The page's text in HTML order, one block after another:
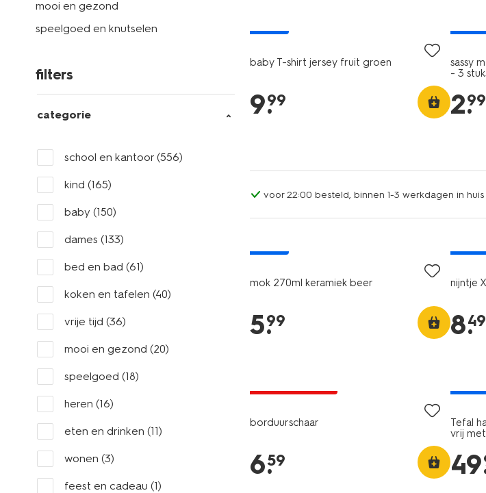
mooi en gezond
speelgoed en knutselen
filters
categorie
school en kantoor (556)
kind (165)
baby (150)
dames (133)
bed en bad (61)
koken en tafelen (40)
vrije tijd (36)
mooi en gezond (20)
speelgoed (18)
heren (16)
eten en drinken (11)
wonen (3)
feest en cadeau (1)
baby T-shirt jersey fruit groen
9.
99
sassy
- 3
2.
99
voor 22:00 besteld, binnen 1-3 werkdagen in huis
mok 270ml keramiek beer
5.
99
nijntje
8.
49
borduurschaar
6.
59
Tefal
vrij
49